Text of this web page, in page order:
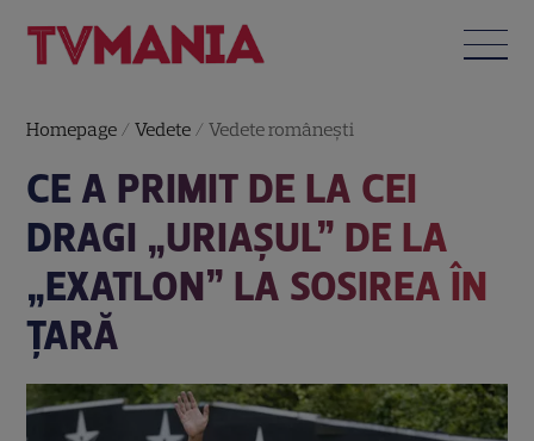
Homepage /Vedete /Vedete româneşti
CE A PRIMIT DE LA CEI
DRAGI „URIAȘUL” DE LA
„EXATLON” LA SOSIREA ÎN
ȚARĂ